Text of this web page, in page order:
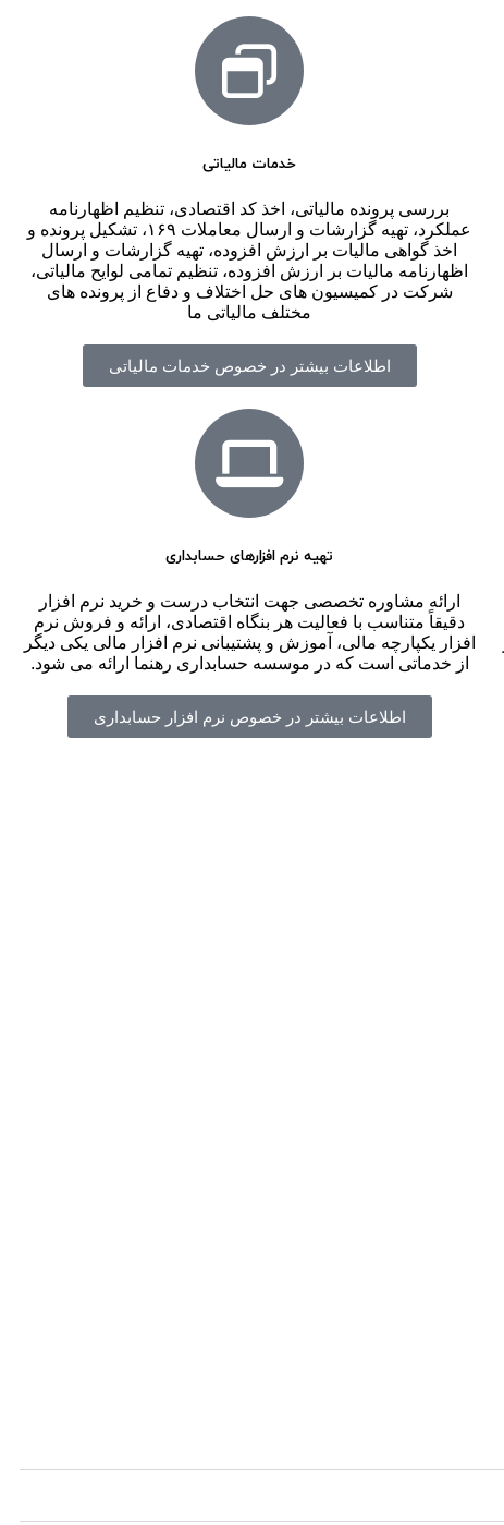
خدمات مالیاتی
بررسی پرونده مالیاتی، اخذ کد اقتصادی، تنظیم اظهارنامه
عملکرد، تهیه گزارشات و ارسال معاملات ۱۶۹، تشکیل پرونده و
اخذ گواهی مالیات بر ارزش افزوده، تهیه گزارشات و ارسال
اظهارنامه مالیات بر ارزش افزوده، تنظیم تمامی لوایح مالیاتی،
شرکت در کمیسیون های حل اختلاف و دفاع از پرونده های
مختلف مالیاتی ما
اطلاعات بیشتر در خصوص خدمات مالیاتی
تهیه نرم افزارهای حسابداری
ارائه مشاوره تخصصی جهت انتخاب درست و خرید نرم افزار
دقیقاً متناسب با فعالیت هر بنگاه اقتصادی، ارائه و فروش نرم
افزار یکپارچه مالی، آموزش و پشتیبانی نرم افزار مالی یکی دیگر
از خدماتی است که در موسسه حسابداری رهنما ارائه می شود.
اطلاعات بیشتر در خصوص نرم افزار حسابداری